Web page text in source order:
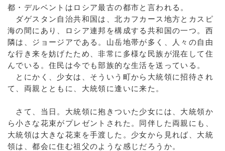
都・デルベントはロシア最古の都市と言われる。
ダゲスタン自治共和国は、北カフカース地方とカスピ
海の間にあり、ロシア連邦を構成する共和国の一つ。西
隣は、ジョージアである。山岳地帯が多く、人々の自由
な行き来を妨げたため、非常に多様な民族が混在して住
んでいる。住民は今でも部族的な生活を送っている。
とにかく、少女は、そういう町から大統領に招待され
て、両親とともに、大統領に逢いに来た。
さて、当日。大統領に抱きついた少女には、大統領か
ら小さな花束がプレゼントされた。同伴した両親にも、
大統領は大きな花束を手渡した。少女から見れば、大統
領は、都会に住む祖父のような感じだろうか。